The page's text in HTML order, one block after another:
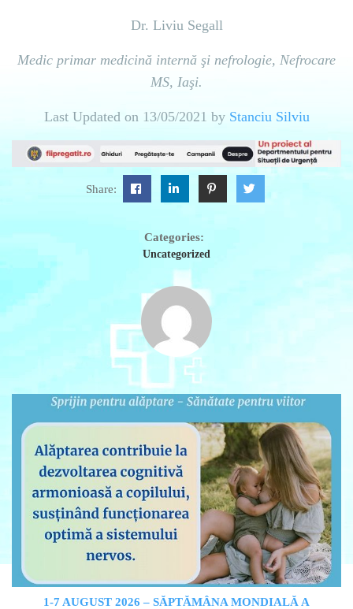
Dr. Liviu Segall
Medic primar medicină internă şi nefrologie, Nefrocare
MS, Iaşi.
Last Updated on 13/05/2021 by Stanciu Silviu
Share:
Categories:
Uncategorized
1-7 AUGUST 2026 – SĂPTĂMÂNA MONDIALĂ A